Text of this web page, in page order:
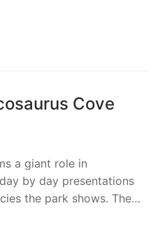
Cove
a giant role in
by day presentations
the park shows. The…